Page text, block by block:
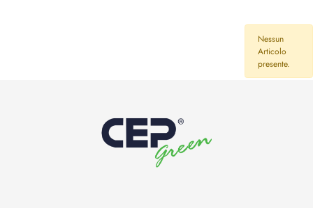
Nessun
Articolo
presente.